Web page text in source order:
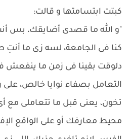
كبتت ابتسامتها و قالت:
"و الله ما قصدى أضايقك، بس أنتِ
كنا فى الجامعة، لسه زى ما أنتِ
دلوقت بقينا فى زمن ما ينفعش
التعامل بصفاء نوايا خالص،
تخون، يعنى قبل ما تتعاملى مع
محيط معارفك أو على الواقع